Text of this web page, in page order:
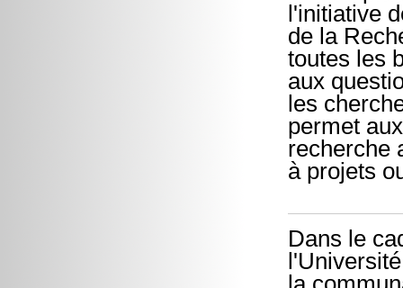
l'initiative
de la
toutes les
aux
les
permet
recherche
à projets
Dans le